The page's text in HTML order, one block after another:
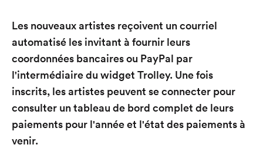
Les nouveaux artistes reçoivent un courriel
automatisé les invitant à fournir leurs
coordonnées bancaires ou PayPal par
l'intermédiaire du widget Trolley. Une fois
inscrits, les artistes peuvent se connecter pour
consulter un tableau de bord complet de leurs
paiements pour l'année et l'état des paiements à
venir.